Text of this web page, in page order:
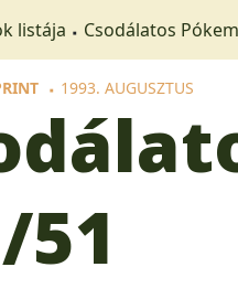
listája Csodálatos
1993. AUGUSZTUS
51